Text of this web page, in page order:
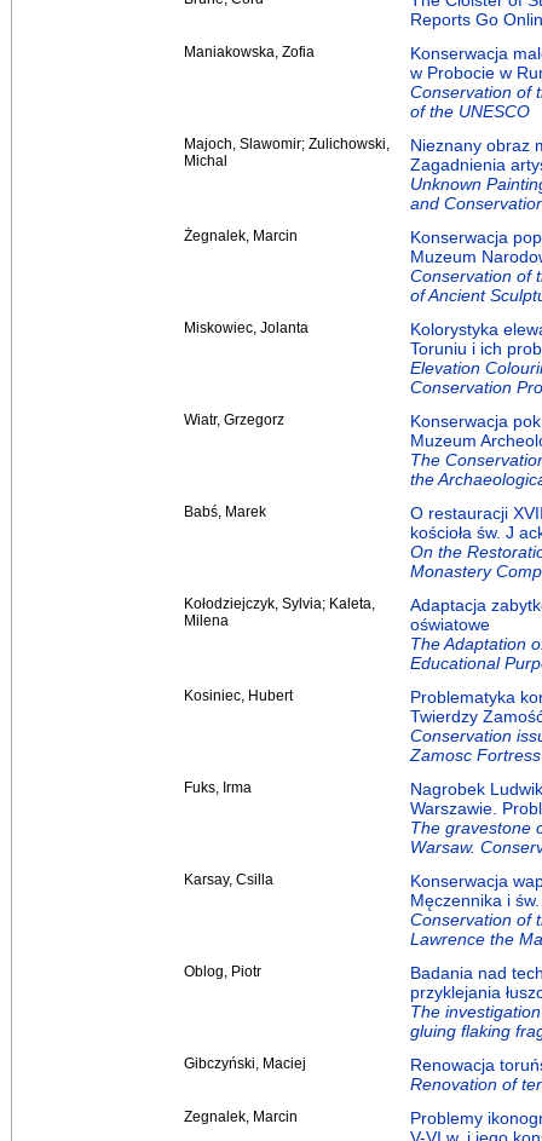
Reports Go
Maniakowska, Zofia
Konserwacja
w Probocie w
Conservation of
of the UNESCO
Majoch, Slawomir; Zulichowski,
Michal
Nieznany obraz
Zagadnienia
Unknown
and
Żegnalek, Marcin
Konserwacja
Muzeum
Conservation of
of Ancient
Miskowiec, Jolanta
Kolorystyka
Toruniu i ich
Elevation
Conservation
Wiatr, Grzegorz
Konserwacja
Muzeum
The
the
Babś, Marek
O restauracji
kościoła św. J
On the
Monastery
Kołodziejczyk, Sylvia; Kaleta,
Milena
Adaptacja
oświatowe
The Adaptation
Educational
Kosiniec, Hubert
Problematyka
Twierdzy
Conservation
Zamosc Fortress
Fuks, Irma
Nagrobek
Warszawie.
The gravestone
Warsaw.
Karsay, Csilla
Konserwacja
Męczennika i
Conservation of
Lawrence the
Oblog, Piotr
Badania nad
przyklejania
The
gluing flaking
Gibczyński, Maciej
Renowacja
Renovation of
Zegnalek, Marcin
Problemy
V-VI w. i jego